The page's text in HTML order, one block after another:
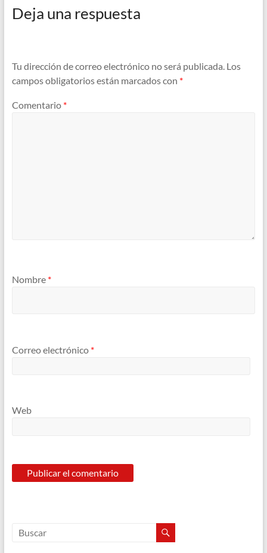
Deja una respuesta
Tu dirección de correo electrónico no será publicada. Los
campos obligatorios están marcados con *
Comentario *
Nombre *
Correo electrónico *
Web